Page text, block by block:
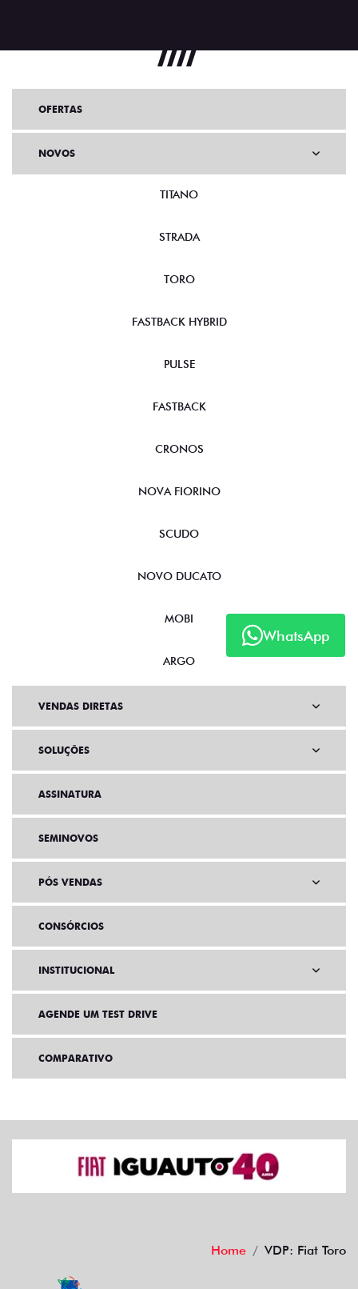
WhatsApp
OFERTAS
NOVOS
TITANO
STRADA
TORO
FASTBACK HYBRID
PULSE
FASTBACK
CRONOS
NOVA FIORINO
SCUDO
NOVO DUCATO
MOBI
ARGO
VENDAS DIRETAS
SOLUÇÕES
ASSINATURA
SEMINOVOS
PÓS VENDAS
CONSÓRCIOS
INSTITUCIONAL
AGENDE UM TEST DRIVE
COMPARATIVO
Home VDP: Fiat Toro